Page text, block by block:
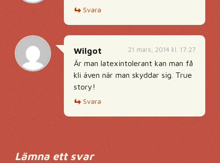
Svara
21 mars, 2014 kl. 17:27
Wilgot
Är man latexintolerant kan man få
kli även när man skyddar sig. True
story!
Svara
Lämna ett svar